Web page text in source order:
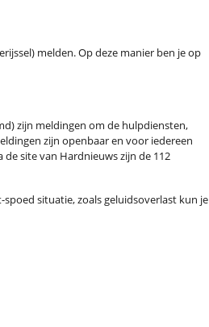
melden. Op deze manier ben je op
zijn meldingen om de hulpdiensten,
zijn openbaar en voor iedereen
de site van Hardnieuws zijn de 112
situatie, zoals geluidsoverlast kun je